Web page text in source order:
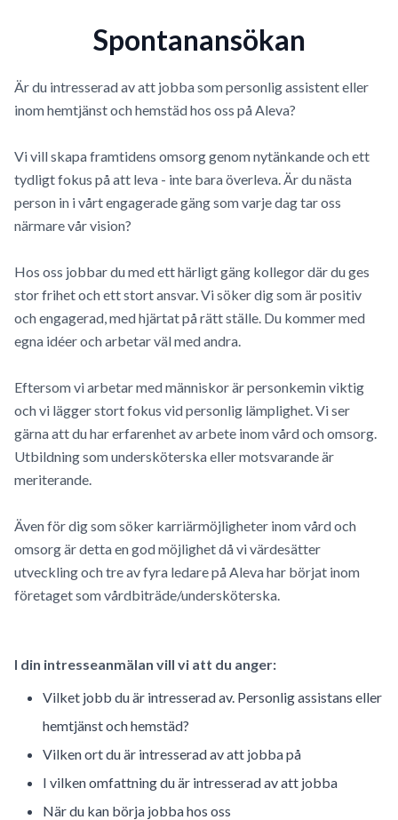
Spontanansökan
Är du intresserad av att jobba som personlig assistent eller
inom hemtjänst och hemstäd hos oss på Aleva?
Vi vill skapa framtidens omsorg genom nytänkande och ett
tydligt fokus på att leva - inte bara överleva. Är du nästa
person in i vårt engagerade gäng som varje dag tar oss
närmare vår vision?
Hos oss jobbar du med ett härligt gäng kollegor där du ges
stor frihet och ett stort ansvar. Vi söker dig som är positiv
och engagerad, med hjärtat på rätt ställe. Du kommer med
egna idéer och arbetar väl med andra.
Eftersom vi arbetar med människor är personkemin viktig
och vi lägger stort fokus vid personlig lämplighet. Vi ser
gärna att du har erfarenhet av arbete inom vård och omsorg.
Utbildning som undersköterska eller motsvarande är
meriterande.
Även för dig som söker karriärmöjligheter inom vård och
omsorg är detta en god möjlighet då vi värdesätter
utveckling och tre av fyra ledare på Aleva har börjat inom
företaget som vårdbiträde/undersköterska.
I din intresseanmälan vill vi att du anger:
Vilket jobb du är intresserad av. Personlig assistans eller
hemtjänst och hemstäd?
Vilken ort du är intresserad av att jobba på
I vilken omfattning du är intresserad av att jobba
När du kan börja jobba hos oss